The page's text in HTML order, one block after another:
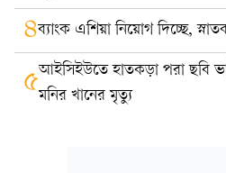
৪ব্যাংক এশিয়া নিয়োগ দিচ্ছে,
৫আইসিইউতে হাতকড়া পরা ছবি
মনির খানের মৃত্যু